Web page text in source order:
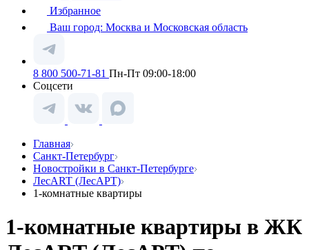
Избранное
Ваш город: Москва и Московская область
8 800 500-71-81 Пн-Пт 09:00-18:00
Соцсети
Главная
Санкт-Петербург
Новостройки в Санкт-Петербурге
ЛесART (ЛесАРТ)
1-комнатные квартиры
1-комнатные квартиры в ЖК